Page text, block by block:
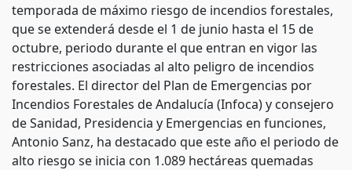
temporada de máximo riesgo de incendios forestales,
que se extenderá desde el 1 de junio hasta el 15 de
octubre, periodo durante el que entran en vigor las
restricciones asociadas al alto peligro de incendios
forestales. El director del Plan de Emergencias por
Incendios Forestales de Andalucía (Infoca) y consejero
de Sanidad, Presidencia y Emergencias en funciones,
Antonio Sanz, ha destacado que este año el periodo de
alto riesgo se inicia con 1.089 hectáreas quemadas